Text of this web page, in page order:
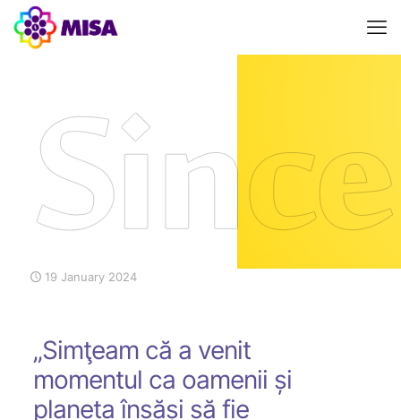
19 January 2024
„Simţeam că a venit
momentul ca oamenii și
planeta însăși să fie